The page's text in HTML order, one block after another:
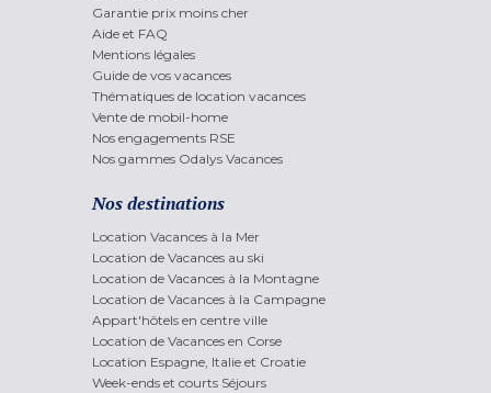
Garantie prix moins cher
Aide et FAQ
Mentions légales
Guide de vos vacances
Thématiques de location vacances
Vente de mobil-home
Nos engagements RSE
Nos gammes Odalys Vacances
Nos destinations
Location Vacances à la Mer
Location de Vacances au ski
Location de Vacances à la Montagne
Location de Vacances à la Campagne
Appart'hôtels en centre ville
Location de Vacances en Corse
Location Espagne, Italie et Croatie
Week-ends et courts Séjours